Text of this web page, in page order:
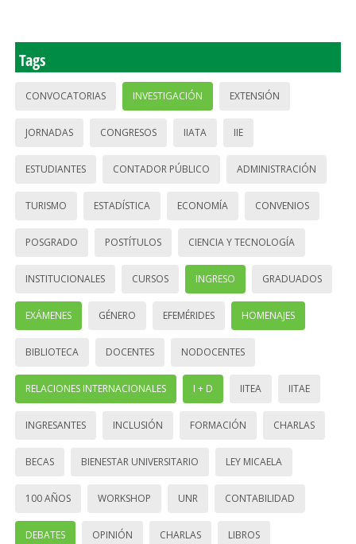
Tags
CONVOCATORIAS INVESTIGACIÓN EXTENSIÓN
JORNADAS CONGRESOS IIATA IIE
ESTUDIANTES CONTADOR PÚBLICO ADMINISTRACIÓN
TURISMO ESTADÍSTICA ECONOMÍA CONVENIOS
POSGRADO POSTÍTULOS CIENCIA Y TECNOLOGÍA
INSTITUCIONALES CURSOS INGRESO GRADUADOS
EXÁMENES GÉNERO EFEMÉRIDES HOMENAJES
BIBLIOTECA DOCENTES NODOCENTES
RELACIONES INTERNACIONALES I + D IITEA IITAE
INGRESANTES INCLUSIÓN FORMACIÓN CHARLAS
BECAS BIENESTAR UNIVERSITARIO LEY MICAELA
100 AÑOS WORKSHOP UNR CONTABILIDAD
DEBATES OPINIÓN CHARLAS LIBROS